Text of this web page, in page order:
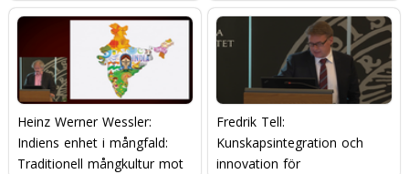
Heinz Werner Wessler:
Indiens enhet i mångfald:
Traditionell mångkultur mot
Fredrik Tell:
Kunskapsintegration och
innovation för